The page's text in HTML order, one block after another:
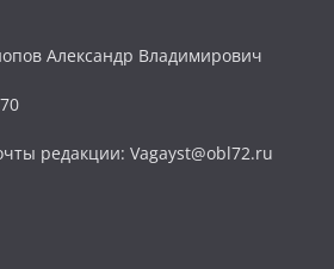
Александр Владимирович
редакции: Vagayst@obl72.ru